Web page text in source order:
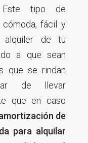
Este tipo de
cómoda, fácil y
alquiler de tu
a que sean
que se rindan
de llevar
que en caso
de
para alquilar